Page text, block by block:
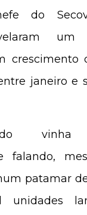
do
crescimento
janeiro e
vinha
falando,
patamar de